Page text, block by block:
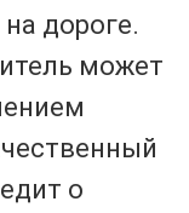
дороге.
может
о